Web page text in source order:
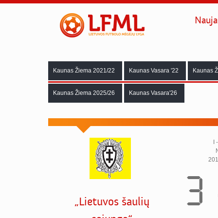
Kaunas Žiema 2021/22 Kaunas Vasara '22 Kaunas
Kaunas Žiema 2025/26 Kaunas Vasara'26
3
„Lietuvos šaulių